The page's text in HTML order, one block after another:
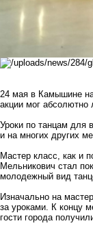
24 мая в Камышине
акции мог
Уроки по танцам для
и на многих других
Мастер класс, как и
Мельникович стал
молодежный вид
Изначально на
за уроками. К концу
гости города